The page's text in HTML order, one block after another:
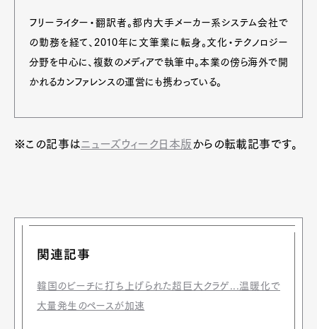
GourmetCars
ProductCultureLifestyle
Pen Membership
Magazine
Contact
Pen Meet
Pen international
フリーライター・翻訳者。都内大手メーカー系システム会社で
の勤務を経て、2010年に文筆業に転身。文化・テクノロジー
分野を中心に、複数のメディアで執筆中。本業の傍ら海外で開
かれるカンファレンスの運営にも携わっている。
※この記事はニューズウィーク日本版 からの転載記事です。
関連記事
韓国のビーチに打ち上げられた超巨大クラゲ...温暖化で
大量発生のペースが加速